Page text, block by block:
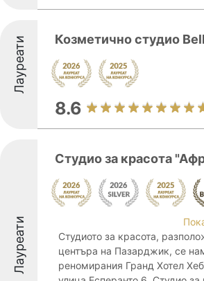
Лауреати Козметично студио
8.6
Лауреати
Студио за красота
Студиото за красота,
центъра на Пазарджик, се
реномирания Гранд Хотел